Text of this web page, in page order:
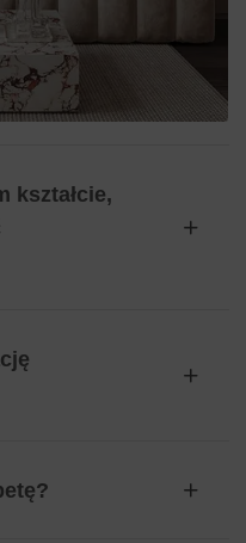
kształcie,